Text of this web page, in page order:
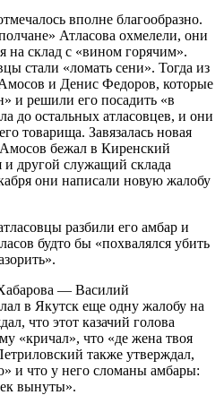
вполне благообразно.
Атласова охмелели, они
на склад с «вином горячим».
стали «ломать сени». Тогда из
и Денис Федоров, которые
и решили его посадить «в
до остальных атласовцев, и они
товарища. Завязалась новая
бежал в Киренский
другой служащий склада
они написали новую жалобу
разбили его амбар и
будто бы «похвалялся убить
— Василий
в Якутск еще одну жалобу на
что этот казачий голова
«кричал», что «де жена твоя
также утверждал,
и что у него сломаны амбары:
вынуты».